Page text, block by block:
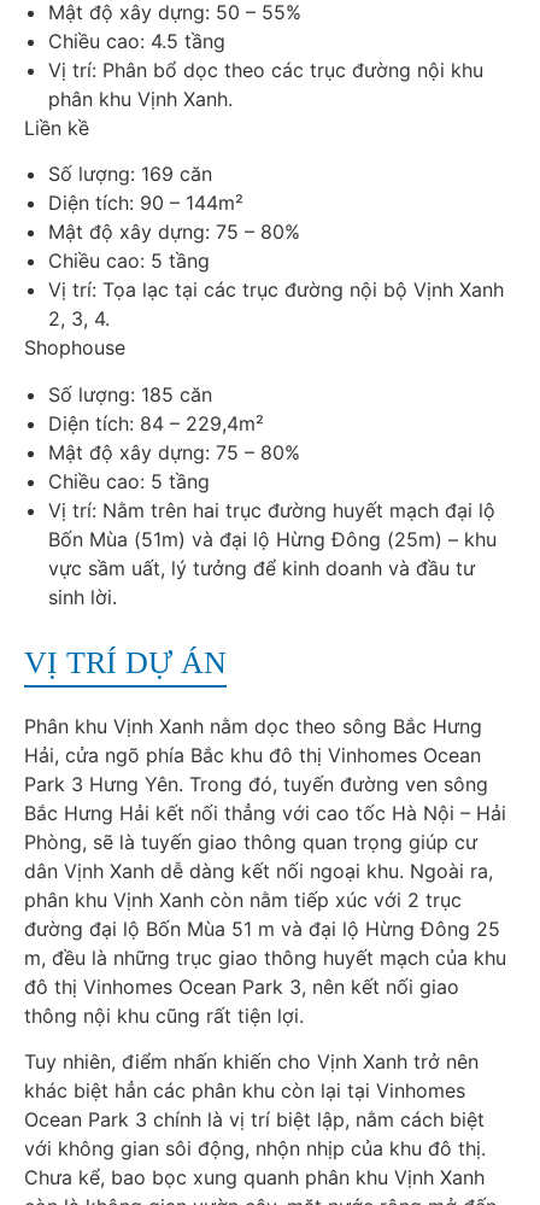
Mật độ xây dựng: 50 – 55%
Chiều cao: 4.5 tầng
Vị trí: Phân bổ dọc theo các trục đường nội khu
phân khu Vịnh Xanh.
Liền kề
Số lượng: 169 căn
Diện tích: 90 – 144m²
Mật độ xây dựng: 75 – 80%
Chiều cao: 5 tầng
Vị trí: Tọa lạc tại các trục đường nội bộ Vịnh Xanh
2, 3, 4.
Shophouse
Số lượng: 185 căn
Diện tích: 84 – 229,4m²
Mật độ xây dựng: 75 – 80%
Chiều cao: 5 tầng
Vị trí: Nằm trên hai trục đường huyết mạch đại lộ
Bốn Mùa (51m) và đại lộ Hừng Đông (25m) – khu
vực sầm uất, lý tưởng để kinh doanh và đầu tư
sinh lời.
VỊ TRÍ DỰ ÁN
Phân khu Vịnh Xanh nằm dọc theo sông Bắc Hưng
Hải, cửa ngõ phía Bắc khu đô thị Vinhomes Ocean
Park 3 Hưng Yên. Trong đó, tuyến đường ven sông
Bắc Hưng Hải kết nối thẳng với cao tốc Hà Nội – Hải
Phòng, sẽ là tuyến giao thông quan trọng giúp cư
dân Vịnh Xanh dễ dàng kết nối ngoại khu. Ngoài ra,
phân khu Vịnh Xanh còn nằm tiếp xúc với 2 trục
đường đại lộ Bốn Mùa 51 m và đại lộ Hừng Đông 25
m, đều là những trục giao thông huyết mạch của khu
đô thị Vinhomes Ocean Park 3, nên kết nối giao
thông nội khu cũng rất tiện lợi.
Tuy nhiên, điểm nhấn khiến cho Vịnh Xanh trở nên
khác biệt hẳn các phân khu còn lại tại Vinhomes
Ocean Park 3 chính là vị trí biệt lập, nằm cách biệt
với không gian sôi động, nhộn nhịp của khu đô thị.
Chưa kể, bao bọc xung quanh phân khu Vịnh Xanh